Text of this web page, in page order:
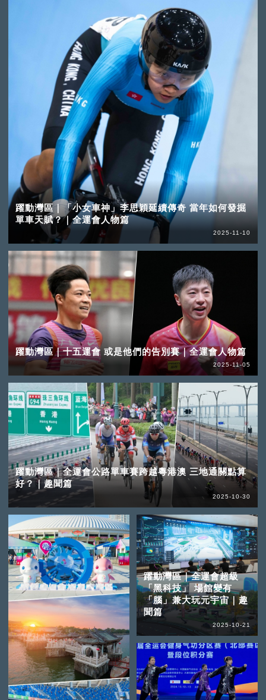
躍動灣區｜「小女車神」李思穎延續傳奇 當年如何發掘
單車天賦？｜全運會人物篇
2025-11-10
躍動灣區｜十五運會 或是他們的告別賽｜全運會人物篇
2025-11-05
躍動灣區｜全運會公路單車賽跨越粵港澳 三地通關點算
好？｜趣聞篇
2025-10-30
躍動灣區｜全運會超級
「黑科技」 場館變有
「腦」兼大玩元宇宙｜趣
聞篇
2025-10-21